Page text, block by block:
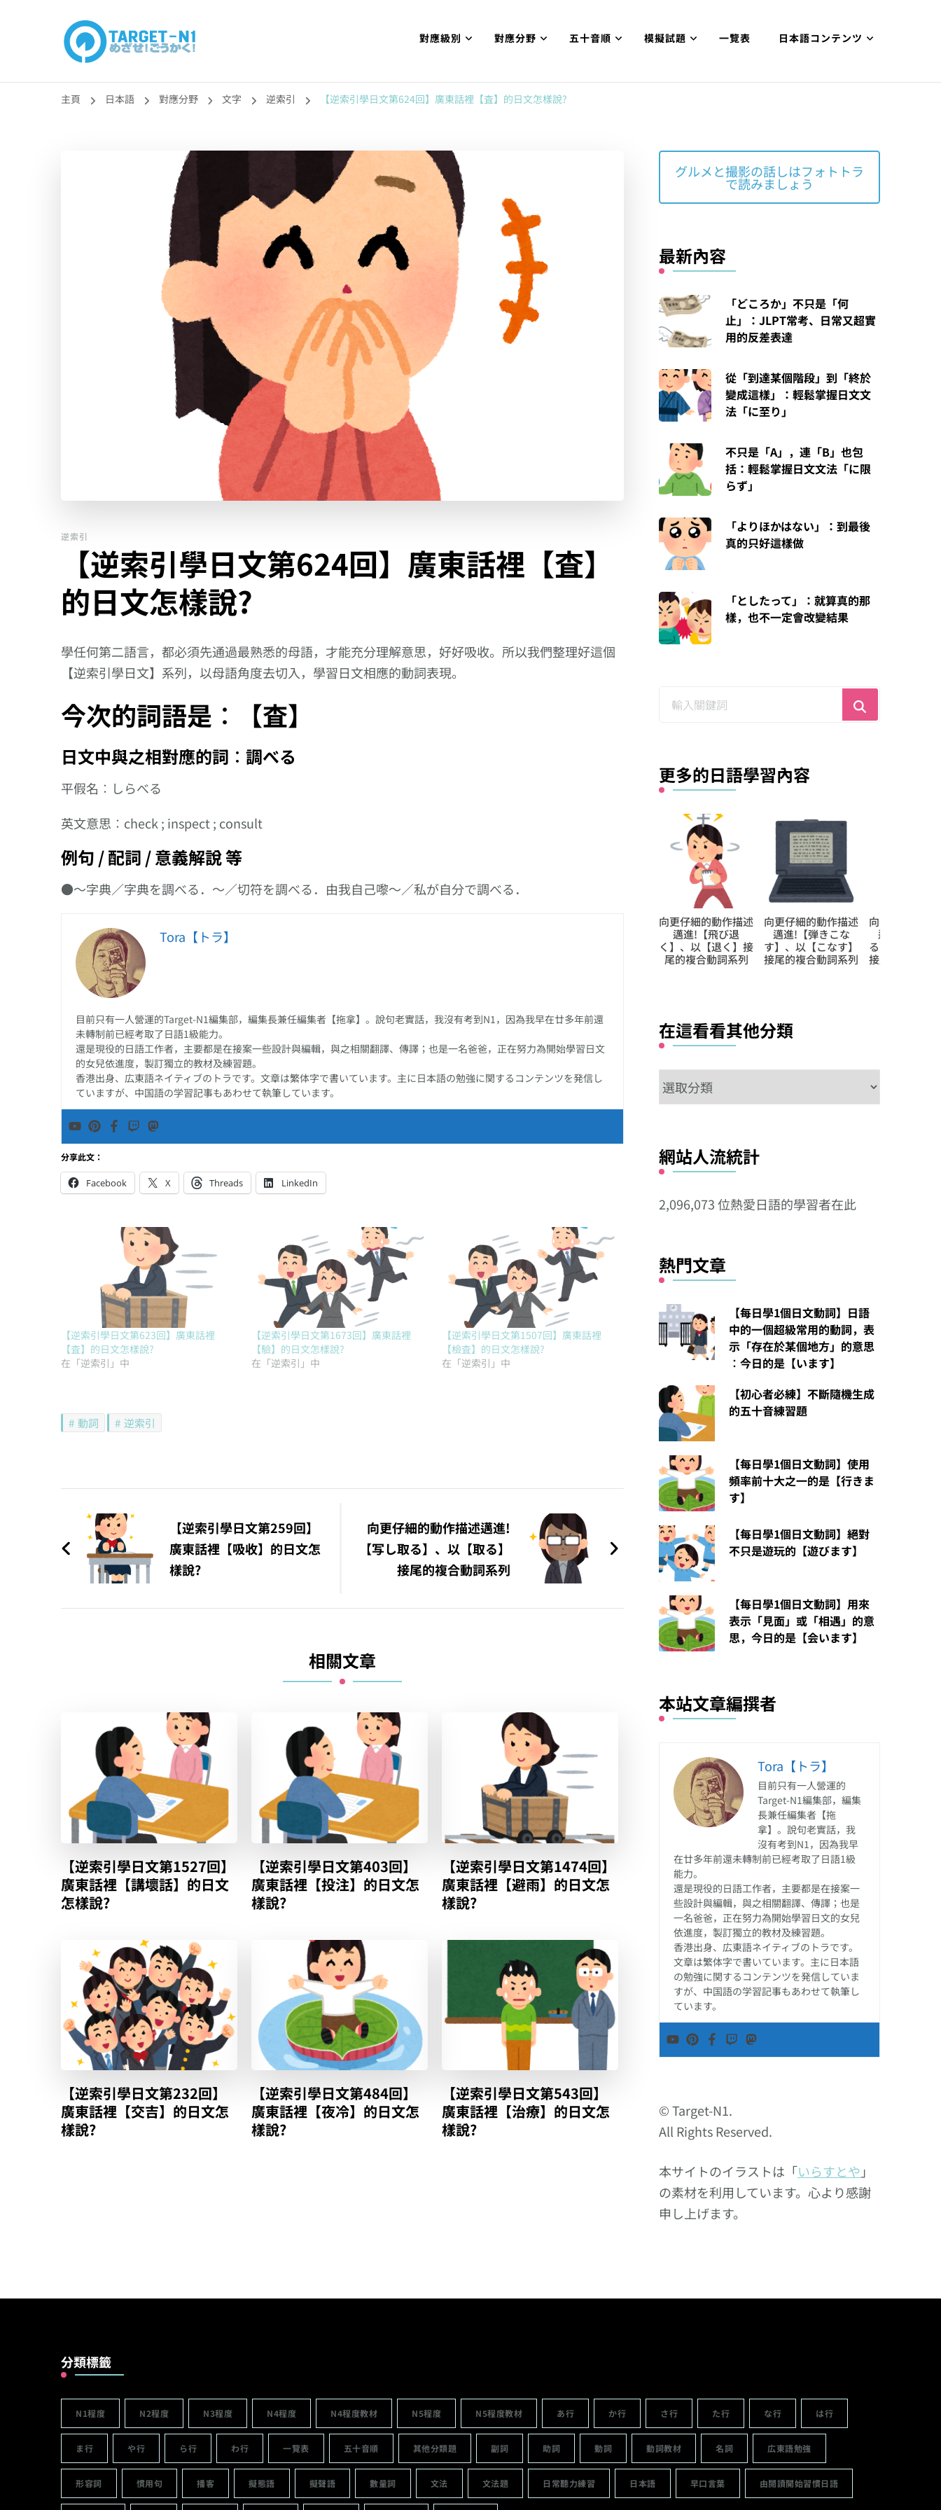
目標!!日本語能力試N1合格
對應級別 對應分野 五十音順 模擬試題 一覽表 日本語コンテンツ
主頁 日本語 對應分野 文字 逆索引 【逆索引學日文第624回】廣東話裡【査】的日文怎樣說?
逆索引
【逆索引學日文第624回】廣東話裡【査】
的日文怎樣說?
學任何第二語言，都必須先通過最熟悉的母語，才能充分理解意思，好好吸收。所以我們整理好這個
【逆索引學日文】系列，以母語角度去切入，學習日文相應的動詞表現。
今次的詞語是︰【査】
日文中與之相對應的詞︰調べる
平假名︰しらべる
英文意思︰check ; inspect ; consult
例句 / 配詞 / 意義解說 等
●〜字典／字典を調べる．〜／切符を調べる．由我自己嚟〜／私が自分で調べる．
Tora【トラ】
目前只有一人營運的Target-N1編集部，編集長兼任編集者【拖拿】。說句老實話，我沒有考到N1，因為我早在廿多年前還
未轉制前已經考取了日語1級能力。
還是現役的日語工作者，主要都是在接案一些設計與編輯，與之相關翻譯、傳譯；也是一名爸爸，正在努力為開始學習日文
的女兒依進度，製訂獨立的教材及練習題。
香港出身、広東語ネイティブのトラです。文章は繁体字で書いています。主に日本語の勉強に関するコンテンツを発信し
ていますが、中国語の学習記事もあわせて執筆しています。
分享此文：
Facebook X Threads LinkedIn
【逆索引學日文第623回】廣東話裡
【査】的日文怎樣說?
在「逆索引」中
【逆索引學日文第1673回】廣東話裡
【驗】的日文怎樣說?
在「逆索引」中
【逆索引學日文第1507回】廣東話裡
【檢査】的日文怎樣說?
在「逆索引」中
動詞 逆索引
章
導
【逆索引學日文第259回】
廣東話裡【吸收】的日文怎
樣說?
向更仔細的動作描述邁進!
【写し取る】、以【取る】
接尾的複合動詞系列
相關文章
【逆索引學日文第1527回】
廣東話裡【講壞話】的日文
怎樣說?
【逆索引學日文第403回】
廣東話裡【投注】的日文怎
樣說?
【逆索引學日文第1474回】
廣東話裡【避雨】的日文怎
樣說?
【逆索引學日文第232回】
廣東話裡【交吉】的日文怎
樣說?
【逆索引學日文第484回】
廣東話裡【夜冷】的日文怎
樣說?
【逆索引學日文第543回】
廣東話裡【治療】的日文怎
樣說?
グルメと撮影の話しはフォトトラ
で読みましょう
最新內容
「どころか」不只是「何
止」：JLPT常考、日常又超實
用的反差表達
從「到達某個階段」到「終於
變成這樣」：輕鬆掌握日文文
法「に至り」
不只是「A」，連「B」也包
括：輕鬆掌握日文文法「に限
らず」
「よりほかはない」：到最後
真的只好這樣做
「としたって」：就算真的那
樣，也不一定會改變結果
更多的日語學習內容
向更仔細的動作描述
邁進!【飛び退
く】、以【退く】接
尾的複合動詞系列
向更仔細的動作描述
邁進!【弾きこな
す】、以【こなす】
接尾的複合動詞系列
向更仔細的動作描
邁進!【揺り上げ
る】、以【上げ
接尾的複合動詞系
在這看看其他分類
在
這
其
分
網站人流統計
2,096,073 位熱愛日語的學習者在此
熱門文章
【每日學1個日文動詞】日語
中的一個超級常用的動詞，表
示「存在於某個地方」的意思
︰今日的是【います】
【初心者必練】不斷隨機生成
的五十音練習題
【每日學1個日文動詞】使用
頻率前十大之一的是【行きま
す】
【每日學1個日文動詞】絕對
不只是遊玩的【遊びます】
【每日學1個日文動詞】用來
表示「見面」或「相遇」的意
思，今日的是【会います】
本站文章編撰者
Tora【トラ】
目前只有一人營運的
Target-N1編集部，編集
長兼任編集者【拖
拿】。說句老實話，我
沒有考到N1，因為我早
在廿多年前還未轉制前已經考取了日語1級
能力。
還是現役的日語工作者，主要都是在接案一
些設計與編輯，與之相關翻譯、傳譯；也是
一名爸爸，正在努力為開始學習日文的女兒
依進度，製訂獨立的教材及練習題。
香港出身、広東語ネイティブのトラです。
文章は繁体字で書いています。主に日本語
の勉強に関するコンテンツを発信していま
すが、中国語の学習記事もあわせて執筆し
ています。
© Target-N1.
All Rights Reserved.
本サイトのイラストは「いらすとや 」
の素材を利用しています。心より感謝
申し上げます。
分類標籤
N1程度 N2程度 N3程度 N4程度 N4程度教材 N5程度 N5程度教材 あ行 か行 さ行 た行 な行 は行
ま行 や行 ら行 わ行 一覽表 五十音順 其他分類題 副詞 助詞 動詞 動詞教材 名詞 広東語勉強
形容詞 慣用句 播客 擬態語 擬聲語 數量詞 文法 文法題 日常聽力練習 日本語 早口言葉 由閱讀開始習慣日語